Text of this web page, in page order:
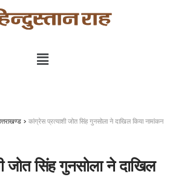
> कांग्रेस प्रत्याशी जोत सिंह गुनसोला ने दाखिल किया नामांकन
जोत सिंह गुनसोला ने दाखिल